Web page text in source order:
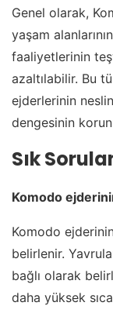
Genel olarak,
yaşam
faaliyetlerinin
azaltılabilir. Bu
ejderlerinin
dengesinin
Sık
Komodo
Komodo
belirlenir.
bağlı olarak
daha yüksek